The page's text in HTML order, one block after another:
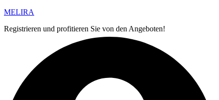
MELIRA
Registrieren und profitieren Sie von den Angeboten!